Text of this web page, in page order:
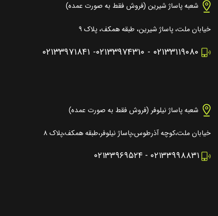
شعبه پاساژ شیرین (فروش فقط به صورت عمده)
خیابان ملت، پاساژ شیرین، طبقه همکف، پلاک ۹
۰۲۱۳۳۱۱۹۰۸۰ - ۰۲۱۳۳۹۷۴۳۱۰- ۰۲۱۳۳۹۷۱۸۴۱
شعبه پاساژ نیلوفر (فروش فقط به صورت عمده)
خیابان ملت،کوچه آذرطوس،پاساژ نیلوفر،طبقه همکف،پلاک ۸
۰۲۱۳۳۹۹۸۸۳۱ - ۰۲۱۳۳۹۶۹۵۲۴